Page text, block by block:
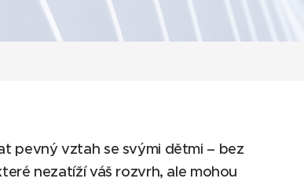
pevný vztah se svými dětmi – bez
nezatíží váš rozvrh, ale mohou